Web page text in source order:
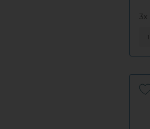
3x